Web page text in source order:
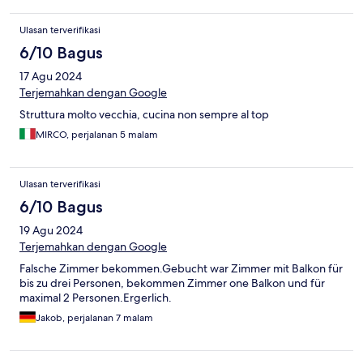
Ulasan terverifikasi
6/10 Bagus
17 Agu 2024
Terjemahkan dengan Google
Struttura molto vecchia, cucina non sempre al top
MIRCO, perjalanan 5 malam
Ulasan terverifikasi
6/10 Bagus
19 Agu 2024
Terjemahkan dengan Google
Falsche Zimmer bekommen.Gebucht war Zimmer mit Balkon für
bis zu drei Personen, bekommen Zimmer one Balkon und für
maximal 2 Personen.Ergerlich.
Jakob, perjalanan 7 malam